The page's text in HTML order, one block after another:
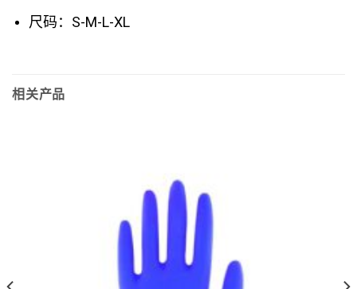
尺码：S-M-L-XL
相关产品